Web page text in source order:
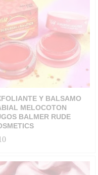
Y BALSAMO
MELOCOTON
BALMER RUDE